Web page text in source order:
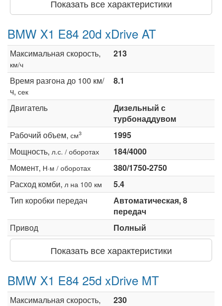
Показать все характеристики
BMW X1 E84 20d xDrive AT
Максимальная скорость,
км/ч
213
Время разгона до 100 км/
ч, сек
8.1
Двигатель
Дизельный с
турбонаддувом
Рабочий объем, см3
1995
Мощность, л.с. / оборотах
184/4000
Момент, Н·м / оборотах
380/1750-2750
Расход комби, л на 100 км
5.4
Тип коробки передач
Автоматическая, 8
передач
Привод
Полный
Показать все характеристики
BMW X1 E84 25d xDrive MT
Максимальная скорость, 230